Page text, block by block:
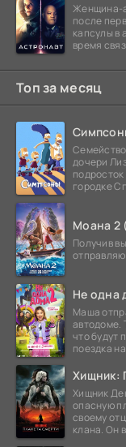
Женщина-
после
капсулы в
время
Топ за месяц
дочери
городке
Моана 2
Получив
Не одна
Маша
автодоме.
что будут
поездка
Хищник:
Хищник
опасную
своему
клана. Он